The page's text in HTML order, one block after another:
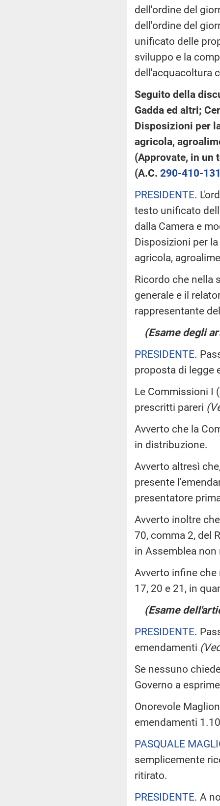
dell'ordine del
dell'ordine del
unificato delle
sviluppo e la
dell'acquacoltura
Seguito della
Gadda ed altri;
Disposizioni per
agricola,
(Approvate, in un
(A.C. 290​-410​-
PRESIDENTE.
testo unificato
dalla Camera e
Disposizioni per
agricola,
Ricordo che nella
generale e il
rappresentante
(Esame degli
PRESIDENTE.
proposta di legge
Le Commissioni I
prescritti pareri
Avverto che la
in distribuzione.
Avverto altresì
presente
presentatore
Avverto inoltre
70, comma 2, del
in Assemblea
Avverto infine che
17, 20 e 21, in
(Esame
PRESIDENTE.
emendamenti
Se nessuno
Governo a
Onorevole
emendamenti
PASQUALE
semplicemente
ritirato.
PRESIDENTE. A